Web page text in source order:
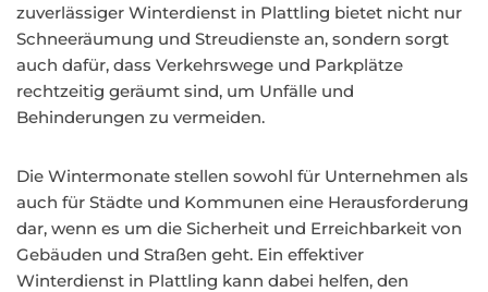
zuverlässiger Winterdienst in Plattling bietet nicht nur
Schneeräumung und Streudienste an, sondern sorgt
auch dafür, dass Verkehrswege und Parkplätze
rechtzeitig geräumt sind, um Unfälle und
Behinderungen zu vermeiden.
Die Wintermonate stellen sowohl für Unternehmen als
auch für Städte und Kommunen eine Herausforderung
dar, wenn es um die Sicherheit und Erreichbarkeit von
Gebäuden und Straßen geht. Ein effektiver
Winterdienst in Plattling kann dabei helfen, den